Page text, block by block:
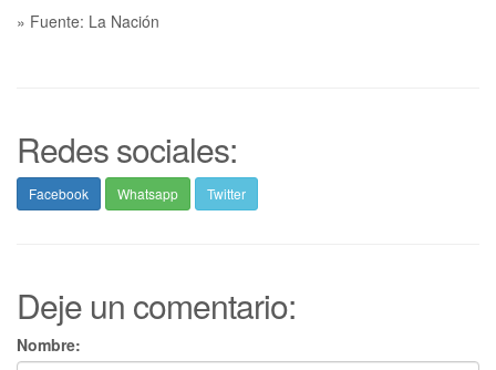
» Fuente: La Nación
Redes sociales:
Facebook Whatsapp Twitter
Deje un comentario:
Nombre: